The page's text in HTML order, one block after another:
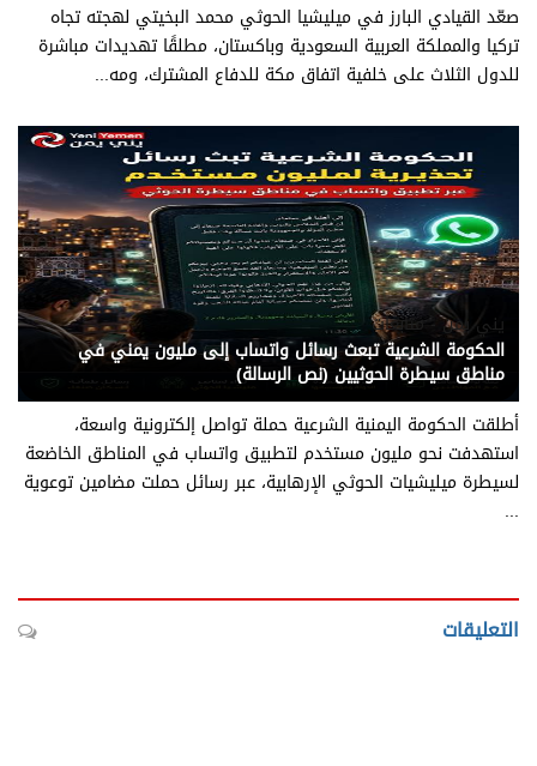
صعّد القيادي البارز في ميليشيا الحوثي محمد البخيتي لهجته تجاه
تركيا والمملكة العربية السعودية وباكستان، مطلقًا تهديدات مباشرة
للدول الثلاث على خلفية اتفاق مكة للدفاع المشترك، ومه...
يني يمن - متابعات
الحكومة الشرعية تبعث رسائل واتساب إلى مليون يمني في
مناطق سيطرة الحوثيين (نص الرسالة)
أطلقت الحكومة اليمنية الشرعية حملة تواصل إلكترونية واسعة،
استهدفت نحو مليون مستخدم لتطبيق واتساب في المناطق الخاضعة
لسيطرة ميليشيات الحوثي الإرهابية، عبر رسائل حملت مضامين توعوية
...
التعليقات